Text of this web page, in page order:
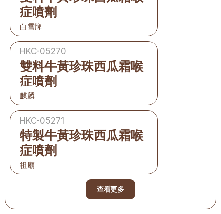
症噴劑
白雪牌
HKC-05270
雙料牛黃珍珠西瓜霜喉
症噴劑
麒麟
HKC-05271
特製牛黃珍珠西瓜霜喉
症噴劑
祖廟
查看更多